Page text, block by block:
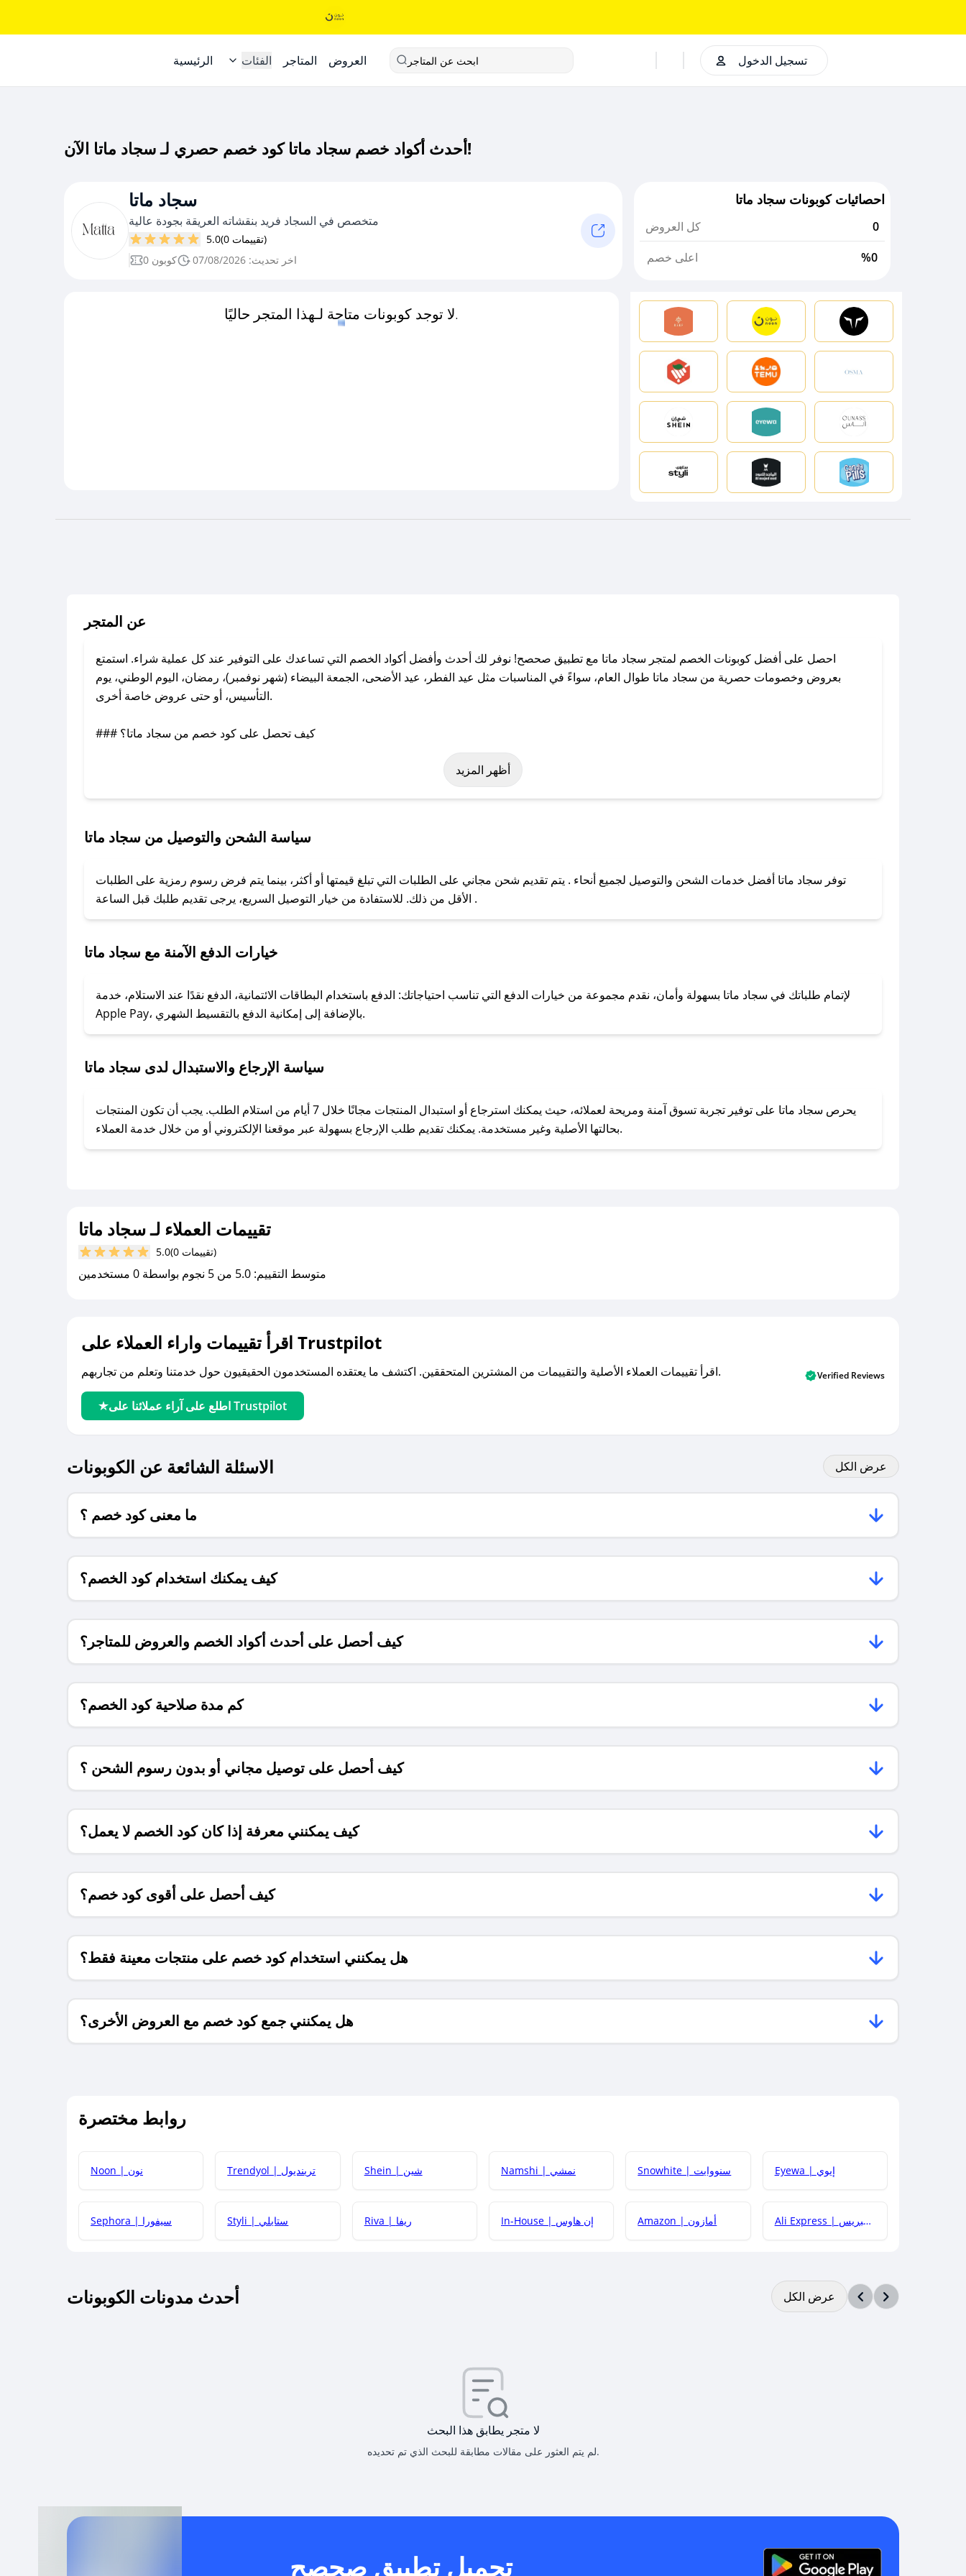
الرئيسية الفئات المتاجر العروض ابحث عن المتاجر تسجيل الدخول
أحدث أكواد خصم سجاد ماتا كود خصم حصري لـ سجاد ماتا الآن!
سجاد ماتا
متخصص في السجاد فريد بنقشاته العريقة بجودة عالية
5.0
(0 تقييمات)
0 كوبون
اخر تحديث: 07/08/2026
احصائيات كوبونات سجاد ماتا
كل العروض
0
اعلى خصم
%0
لا توجد كوبونات متاحة لـهذا المتجر حاليًا.
عن المتجر
احصل على أفضل كوبونات الخصم لمتجر سجاد ماتا مع تطبيق صحصح! نوفر لك أحدث وأفضل أكواد الخصم التي تساعدك على التوفير عند كل عملية شراء. استمتع
بعروض وخصومات حصرية من سجاد ماتا طوال العام، سواءً في المناسبات مثل عيد الفطر، عيد الأضحى، الجمعة البيضاء (شهر نوفمبر)، رمضان، اليوم الوطني، يوم
التأسيس، أو حتى عروض خاصة أخرى.
### كيف تحصل على كود خصم من سجاد ماتا؟
باستخدام تطبيق صحصح، يمكنك العثور بسهولة على كود خصم سجاد ماتا. وفي حال عدم توفر الكوبون، تواصل معنا عبر تويتر أو البريد الإلكتروني لإضافته بسرعة.
لا تقلق! يمكنك التواصل مع فريق دعم صحصح عبر الرسائل الخاصة على تويتر أو البريد الإلكتروني، وسنقوم بحل المشكلة في أسرع وقت ممكن.
### ماذا أفعل إذا لم أجد كود خصم لمتجري المفضل؟
للحصول على كوبونات وخصومات حصرية، قم بما يلي:
- اضغط على أيقونة متابعة لمتجر سجاد ماتا في تطبيق صحصح.
- تابع حسابنا الرسمي على تويتر وقم بتفعيل زر التنبيهات.
أظهر المزيد
سياسة الشحن والتوصيل من سجاد ماتا
توفر سجاد ماتا أفضل خدمات الشحن والتوصيل لجميع أنحاء . يتم تقديم شحن مجاني على الطلبات التي تبلغ قيمتها أو أكثر، بينما يتم فرض رسوم رمزية على الطلبات
الأقل من ذلك. للاستفادة من خيار التوصيل السريع، يرجى تقديم طلبك قبل الساعة .
خيارات الدفع الآمنة مع سجاد ماتا
لإتمام طلباتك في سجاد ماتا بسهولة وأمان، نقدم مجموعة من خيارات الدفع التي تناسب احتياجاتك: الدفع باستخدام البطاقات الائتمانية، الدفع نقدًا عند الاستلام، خدمة
Apple Pay، بالإضافة إلى إمكانية الدفع بالتقسيط الشهري.
سياسة الإرجاع والاستبدال لدى سجاد ماتا
يحرص سجاد ماتا على توفير تجربة تسوق آمنة ومريحة لعملائه، حيث يمكنك استرجاع أو استبدال المنتجات مجانًا خلال 7 أيام من استلام الطلب. يجب أن تكون المنتجات
بحالتها الأصلية وغير مستخدمة. يمكنك تقديم طلب الإرجاع بسهولة عبر موقعنا الإلكتروني أو من خلال خدمة العملاء.
تقييمات العملاء لـ سجاد ماتا
5.0 (0 تقييمات)
متوسط التقييم: 5.0 من 5 نجوم بواسطة 0 مستخدمين
اقرأ تقييمات واراء العملاء على Trustpilot
اقرأ تقييمات العملاء الأصلية والتقييمات من المشترين المتحققين. اكتشف ما يعتقده المستخدمون الحقيقيون حول خدمتنا وتعلم من تجاربهم.
اطلع على آراء عملائنا على Trustpilot
Verified Reviews
الاسئلة الشائعة عن الكوبونات عرض الكل
ما معنى كود خصم ؟
كيف يمكنك استخدام كود الخصم؟
كيف أحصل على أحدث أكواد الخصم والعروض للمتاجر؟
كم مدة صلاحية كود الخصم؟
كيف أحصل على توصيل مجاني أو بدون رسوم الشحن ؟
كيف يمكنني معرفة إذا كان كود الخصم لا يعمل؟
كيف أحصل على أقوى كود خصم؟
هل يمكنني استخدام كود خصم على منتجات معينة فقط؟
هل يمكنني جمع كود خصم مع العروض الأخرى؟
روابط مختصرة
Noon | نون Trendyol | ترينديول Shein | شين Namshi | نمشي Snowhite | سنووايت Eyewa | إيوي
Sephora | سيفورا Styli | ستايلي Riva | ريفا In-House | إن هاوس Amazon | أمازون Ali Express | علي إكسبريس
أحدث مدونات الكوبونات عرض الكل
لا متجر يطابق هذا البحث
لم يتم العثور على مقالات مطابقة للبحث الذي تم تحديده.
تحميل تطبيق صحصح